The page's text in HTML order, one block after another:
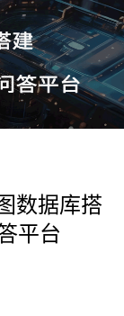
数据库搭
平台